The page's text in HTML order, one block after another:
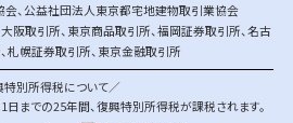
会、公益社団法人東京都宅地建物取引業協会
大阪取引所、 東京商品取引所、福岡証券取引所、名古
、札幌証券取引所、 東京金融取引所
特別所得税について／
までの25年間、復興特別所得税が課税されます。